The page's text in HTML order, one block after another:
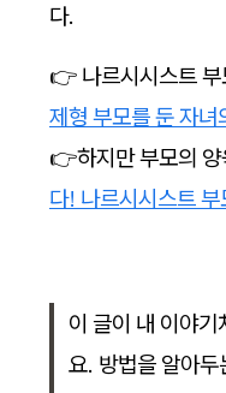
다.
👉 나르시시스트 부
제형 부모를 둔 자녀
👉하지만 부모의
다! 나르시시스트
이 글이 내 이야
요. 방법을 알아